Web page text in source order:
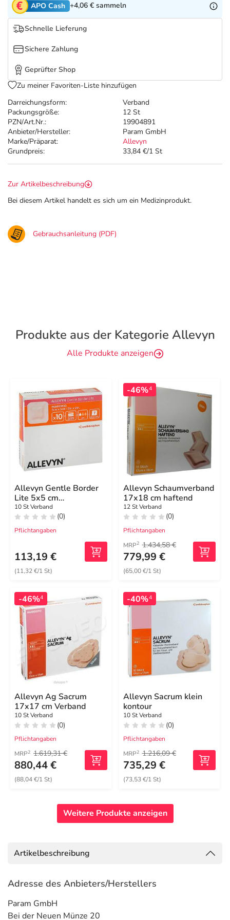
Tierapotheke
Marken
Salus Deals
Darreichungsform:
Verband
Packungsgröße:
12 St
PZN/Art.Nr.:
19904891
Anbieter/Hersteller:
Param GmbH
Marke/Präparat:
Allevyn
Grundpreis:
33,84 €/1 St
APO Cash +4,06 € sammeln
Schnelle Lieferung
Sichere Zahlung
Geprüfter Shop
Zu meiner Favoriten-Liste hinzufügen
Zur Artikelbeschreibung
Bei diesem Artikel handelt es sich um ein Medizinprodukt.
Gebrauchsanleitung (PDF)
Produkte aus der Kategorie Allevyn
Alle Produkte anzeigen
Allevyn Gentle Border
Lite 5x5 cm
Schaumverband
10 St Verband
(0)
Pflichtangaben
113,19 €
(11,32 €/1 St)
-46%4
Allevyn Schaumverband
17x18 cm haftend
12 St Verband
(0)
Pflichtangaben
MRP2 1.434,58 €
779,99 €
(65,00 €/1 St)
-46%4
Allevyn Ag Sacrum
17x17 cm Verband
10 St Verband
(0)
Pflichtangaben
MRP2 1.619,31 €
880,44 €
(88,04 €/1 St)
-40%4
Allevyn Sacrum klein
kontour
10 St Verband
(0)
Pflichtangaben
MRP2 1.216,09 €
735,29 €
(73,53 €/1 St)
Weitere Produkte anzeigen
Artikelbeschreibung
Adresse des Anbieters/Herstellers
Param GmbH
Bei der Neuen Münze 20